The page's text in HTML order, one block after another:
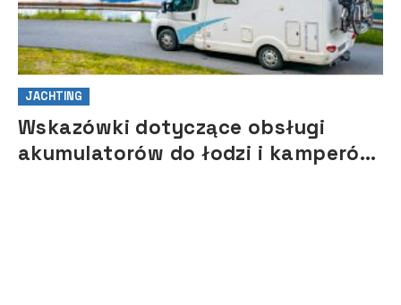
JACHTING
Wskazówki dotyczące obsługi
akumulatorów do łodzi i kamperów